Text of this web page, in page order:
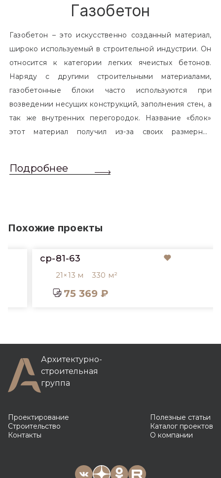
Газобетон
Газобетон – это искусственно созданный материал,
широко используемый в строительной индустрии. Он
относится к категории легких ячеистых бетонов.
Наряду с другими строительными материалами,
газобетонные блоки часто используются при
возведении несущих конструкций, заполнения стен, а
так же внутренних перегородок. Название «блок»
этот материал получил из-за своих размерных
обычный одинарный кирпич. Размер блоков различен
Подробнее
Похожие проекты
cp-81-63
21×13 м 330 м²
75 369 ₽
Архитектурно-
строительная
группа
Проектирование
Строительство
Контакты
Полезные статьи
Каталог проектов
О компании